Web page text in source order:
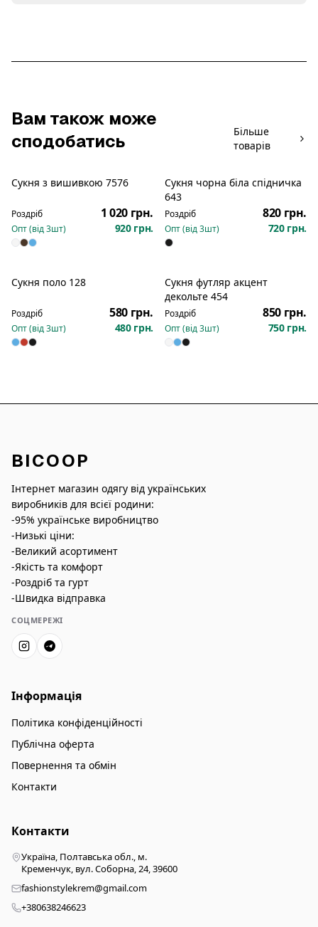
Вам також може
сподобатись
Більше
товарів
Сукня з вишивкою 7576
Роздріб 1 020 грн.
Опт (від3шт) 920 грн.
Новинка
Сукня чорна біла спідничка
643
Роздріб 820 грн.
Опт (від3шт) 720 грн.
Сукня поло 128
Роздріб 580 грн.
Опт (від3шт) 480 грн.
Новинка
Сукня футляр акцент
декольте 454
Роздріб 850 грн.
Опт (від3шт) 750 грн.
BICOOP
Інтернет магазин одягу від українських
виробників для всієї родини:
-95% українське виробництво
-Низькі ціни:
-Великий асортимент
-Якість та комфорт
-Роздріб та гурт
-Швидка відправка
СОЦМЕРЕЖІ
Інформація
Політика конфіденційності
Публічна оферта
Повернення та обмін
Контакти
Контакти
Україна, Полтавська обл., м.
Кременчук, вул. Соборна, 24, 39600
fashionstylekrem@gmail.com
+380638246623